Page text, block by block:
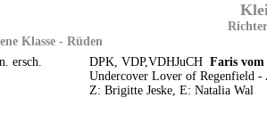
Klasse - Rüden
n. ersch. DPK, VDP,VDHJuCH Faris
Undercover Lover of Regenfield -
Z: Brigitte Jeske, E: Natalia Wal